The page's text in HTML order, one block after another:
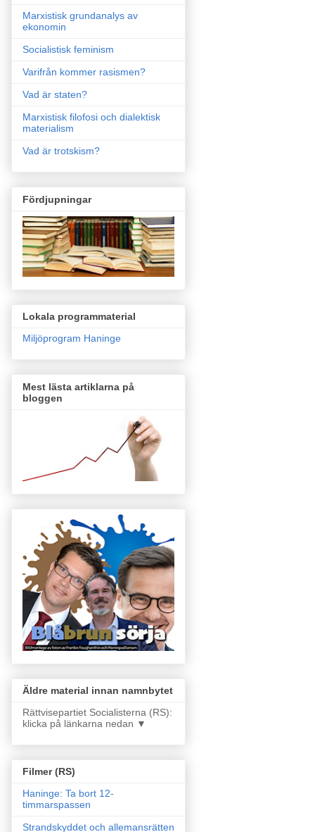
Marxistisk grundanalys av
ekonomin
Socialistisk feminism
Varifrån kommer rasismen?
Vad är staten?
Marxistisk filofosi och dialektisk
materialism
Vad är trotskism?
Fördjupningar
Lokala programmaterial
Miljöprogram Haninge
Mest lästa artiklarna på
bloggen
Äldre material innan namnbytet
Rättvisepartiet Socialisterna (RS):
klicka på länkarna nedan ▼
Filmer (RS)
Haninge: Ta bort 12-
timmarspassen
Strandskyddet och allemansrätten